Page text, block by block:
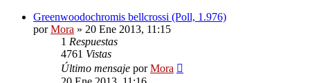
Greenwoodochromis bellcrossi (Poll, 1.976)
porMora » 20 Ene 2013, 11:15
1 Respuestas
4761 Vistas
Último mensaje porMora